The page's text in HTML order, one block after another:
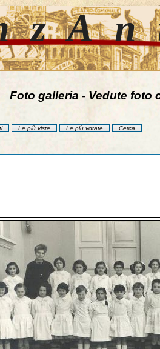
Foto galleria - Vedute foto
Le più viste Le più votate Cerca